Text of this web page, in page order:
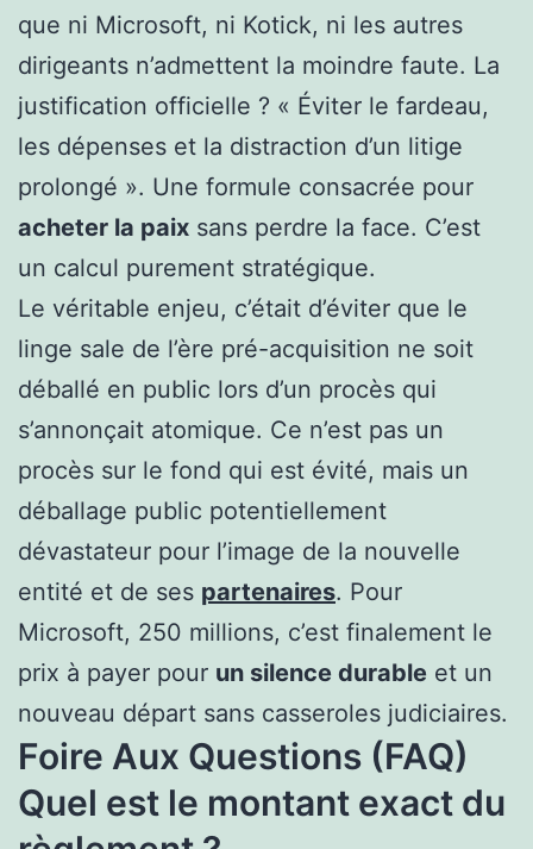
que ni Microsoft, ni Kotick, ni les autres
dirigeants n’admettent la moindre faute. La
justification officielle ? « Éviter le fardeau,
les dépenses et la distraction d’un litige
prolongé ». Une formule consacrée pour
acheter la paix sans perdre la face. C’est
un calcul purement stratégique.
Le véritable enjeu, c’était d’éviter que le
linge sale de l’ère pré-acquisition ne soit
déballé en public lors d’un procès qui
s’annonçait atomique. Ce n’est pas un
procès sur le fond qui est évité, mais un
déballage public potentiellement
dévastateur pour l’image de la nouvelle
entité et de ses partenaires. Pour
Microsoft, 250 millions, c’est finalement le
prix à payer pour un silence durable et un
nouveau départ sans casseroles judiciaires.
Foire Aux Questions (FAQ)
Quel est le montant exact du